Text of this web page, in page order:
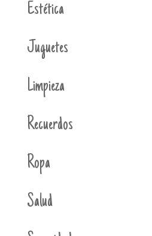
Estética
Juguetes
Limpieza
Recuerdos
Ropa
Salud